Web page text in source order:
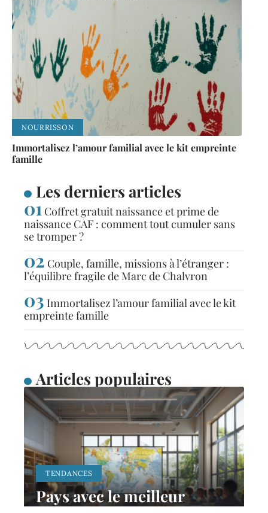
NOURRISSON
Immortalisez l’amour familial avec le kit empreinte
famille
Les derniers articles
Coffret gratuit naissance et prime de
naissance CAF : comment tout cumuler sans
se tromper ?
Couple, famille, missions à l’étranger :
l’équilibre fragile de Marc de Chalvron
Immortalisez l’amour familial avec le kit
empreinte famille
Articles populaires
TENDANCES
Pays avec le meilleur